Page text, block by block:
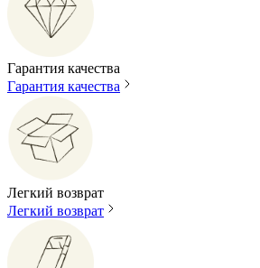
Гарантия качества
Гарантия качества
Легкий возврат
Легкий возврат